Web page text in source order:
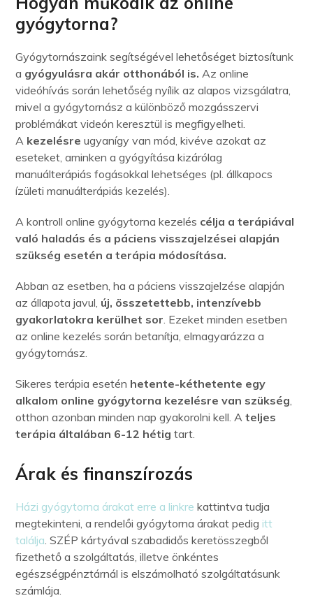
gyógytorna?
Gyógytornászaink segítségével lehetőséget biztosítunk
a gyógyulásra akár otthonából is.Az online
videóhívás során lehetőség nyílik az alapos vizsgálatra,
mivel a gyógytornász a különböző mozgásszervi
problémákat videón keresztül is megfigyelheti.
A kezelésre ugyanígy van mód, kivéve azokat az
eseteket, aminken a gyógyítása kizárólag
manuálterápiás fogásokkal lehetséges (pl. állkapocs
ízületi manuálterápiás kezelés).
A kontroll online gyógytorna kezelés célja a terápiával
való haladás és a páciens visszajelzései alapján
szükség esetén a terápia módosítása.
Abban az esetben, ha a páciens visszajelzése alapján
az állapota javul, új, összetettebb, intenzívebb
gyakorlatokra kerülhet sor. Ezeket minden esetben
az online kezelés során betanítja, elmagyarázza a
gyógytornász.
Sikeres terápia esetén hetente-kéthetente egy
alkalom online gyógytorna kezelésre van szükség,
otthon azonban minden nap gyakorolni kell. Ateljes
terápia általában 6-12 hétig tart.
Árak és finanszírozás
Házi gyógytorna árakat erre a linkre kattintva tudja
megtekinteni, a rendelői gyógytorna árakat pedig itt
találja. SZÉP kártyával szabadidős keretösszegből
fizethető a szolgáltatás, illetve önkéntes
egészségpénztárnál is elszámolható szolgáltatásunk
számlája.